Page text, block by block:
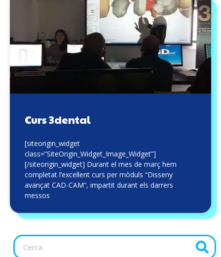
Curs 3dental
[siteorigin_widget
class=”SiteOrigin_Widget_Image_Widget”]
[/siteorigin_widget] Durant el mes de març hem
completat l’excel·lent curs per mòduls “Disseny
avançat CAD-CAM“, impartit durant els darrers
messos